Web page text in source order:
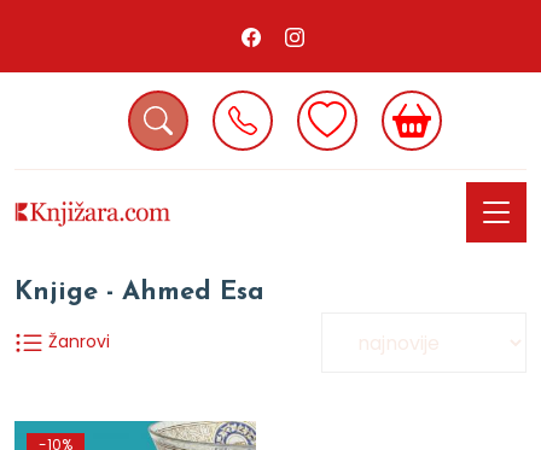
Knjige - Ahmed Esa
Žanrovi
-10%